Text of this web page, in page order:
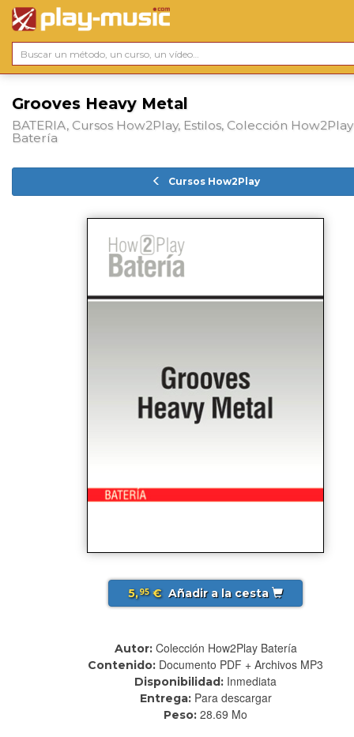
Grooves Heavy Metal
BATERIA, Cursos How2Play, Estilos, Colección How2Play
Batería
Cursos How2Play
5,95€ Añadir a la cesta
Autor: Colección How2Play Batería
Contenido: Documento PDF + Archivos MP3
Disponibilidad: Inmediata
Entrega: Para descargar
Peso: 28.69 Mo